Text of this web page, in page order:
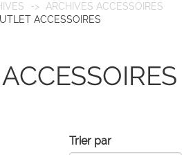
ARCHIVES ACCESSOIRES
ACCESSOIRES
Trier par